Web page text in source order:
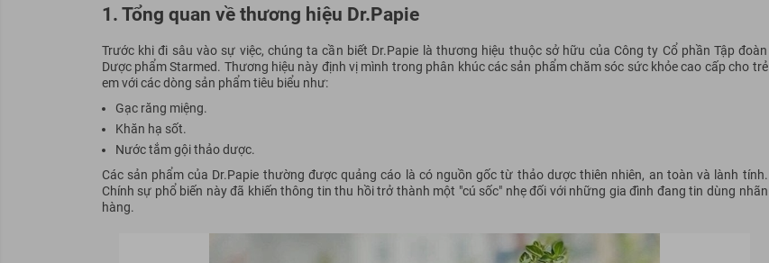
1. Tổng quan về thương hiệu Dr.Papie
Trước khi đi sâu vào sự việc, chúng ta cần biết Dr.Papie là thương hiệu thuộc sở hữu của Công ty Cổ phần Tập đoàn
Dược phẩm Starmed. Thương hiệu này định vị mình trong phân khúc các sản phẩm chăm sóc sức khỏe cao cấp cho trẻ
em với các dòng sản phẩm tiêu biểu như:
Gạc răng miệng.
Khăn hạ sốt.
Nước tắm gội thảo dược.
Các sản phẩm của Dr.Papie thường được quảng cáo là có nguồn gốc từ thảo dược thiên nhiên, an toàn và lành tính.
Chính sự phổ biến này đã khiến thông tin thu hồi trở thành một "cú sốc" nhẹ đối với những gia đình đang tin dùng nhãn
hàng.